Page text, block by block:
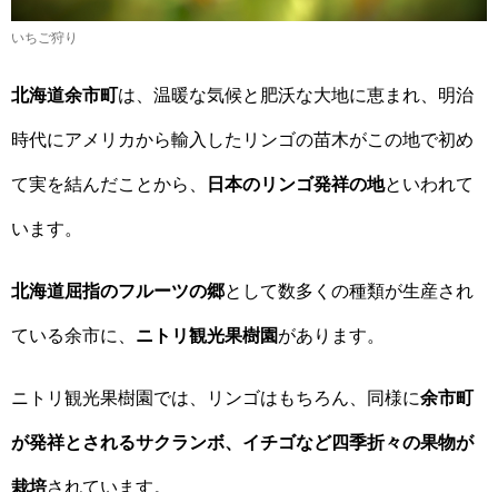
いちご狩り
北海道余市町は、温暖な気候と肥沃な大地に恵まれ、明治
時代にアメリカから輸入したリンゴの苗木がこの地で初め
て実を結んだことから、 日本のリンゴ発祥の地といわれて
います。
北海道屈指のフルーツの郷として数多くの種類が生産され
ている余市に、 ニトリ観光果樹園があります。
ニトリ観光果樹園では、リンゴはもちろん、同様に余市町
が発祥とされるサクランボ、イチゴなど四季折々の果物が
栽培されています。